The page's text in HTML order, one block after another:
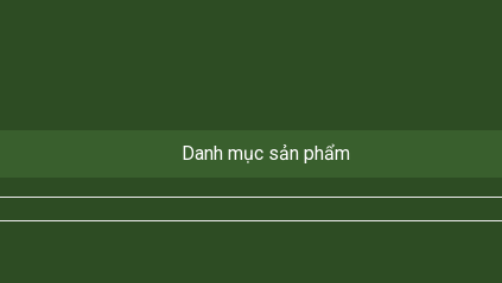
Danh mục sản phẩm